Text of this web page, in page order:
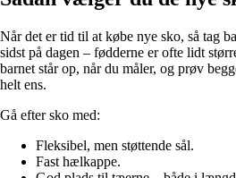
Når det er tid til at købe nye sko, så tag
sidst på dagen – fødderne er ofte lidt
barnet står op, når du måler, og prøv
helt ens.
Gå efter sko med:
Fleksibel, men støttende sål.
Fast hælkappe.